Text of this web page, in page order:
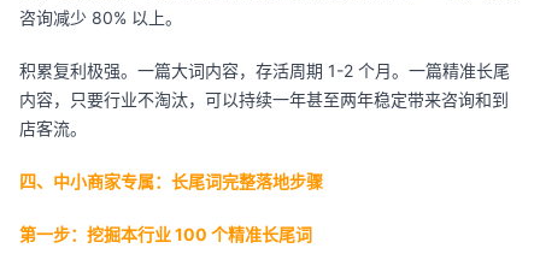
咨询减少 80% 以上。
积累复利极强。一篇大词内容，存活周期 1-2 个月。一篇精准长尾
内容，只要行业不淘汰，可以持续一年甚至两年稳定带来咨询和到
店客流。
四、中小商家专属：长尾词完整落地步骤
第一步：挖掘本行业 100 个精准长尾词